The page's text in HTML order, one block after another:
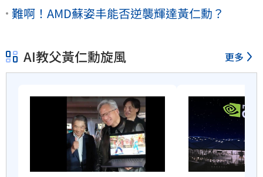
難啊！AMD蘇姿丰能否逆襲輝達黃仁勳？
AI教父黃仁勳旋風 更多